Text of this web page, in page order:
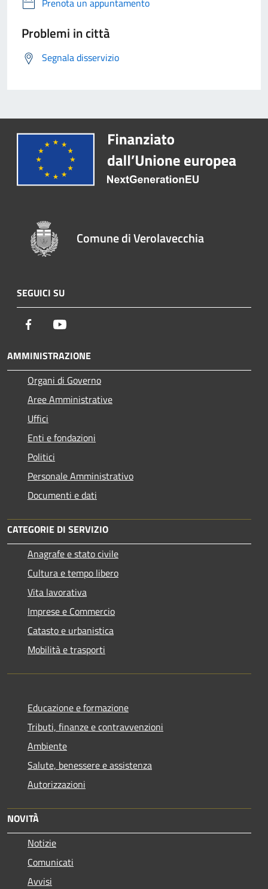
Prenota un appuntamento
Problemi in città
Segnala disservizio
Comune di Verolavecchia
SEGUICI SU
Facebook
AMMINISTRAZIONE
Organi di Governo
Aree Amministrative
Uffici
Enti e fondazioni
Politici
Personale Amministrativo
Documenti e dati
CATEGORIE DI SERVIZIO
Anagrafe e stato civile
Cultura e tempo libero
Vita lavorativa
Imprese e Commercio
Catasto e urbanistica
Mobilità e trasporti
Educazione e formazione
Tributi, finanze e contravvenzioni
Ambiente
Salute, benessere e assistenza
Autorizzazioni
NOVITÀ
Notizie
Comunicati
Avvisi